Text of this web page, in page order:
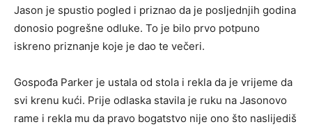
Jason je spustio pogled i priznao da je posljednjih godina
donosio pogrešne odluke. To je bilo prvo potpuno
iskreno priznanje koje je dao te večeri.
Gospođa Parker je ustala od stola i rekla da je vrijeme da
svi krenu kući. Prije odlaska stavila je ruku na Jasonovo
rame i rekla mu da pravo bogatstvo nije ono što naslijediš